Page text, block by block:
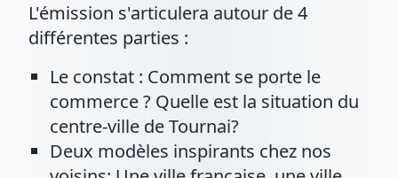
L'émission s'articulera autour de 4
différentes parties :
Le constat : Comment se porte le
commerce ? Quelle est la situation du
centre-ville de Tournai?
Deux modèles inspirants chez nos